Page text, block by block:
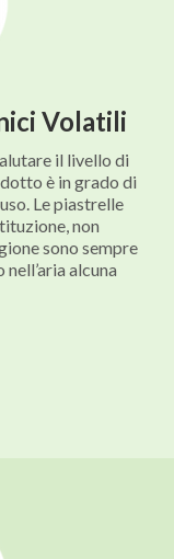
Volatili
il livello di
è in grado di
Le piastrelle
non
sono sempre
alcuna